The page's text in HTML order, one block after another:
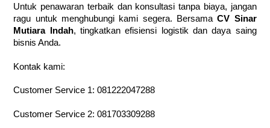
Untuk penawaran terbaik dan konsultasi tanpa biaya, jangan
ragu untuk menghubungi kami segera. BersamaCV Sinar
Mutiara Indah, tingkatkan efisiensi logistik dan daya saing
bisnis Anda.
Kontak kami:
Customer Service 1:081222047288
Customer Service 2:081703309288